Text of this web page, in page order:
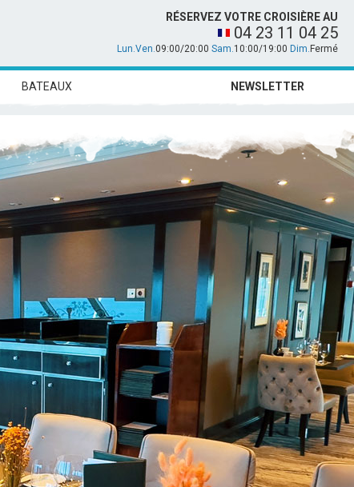
RÉSERVEZ VOTRE CROISIÈRE AU
04 23 11 04 25
Lun.Ven.09:00/20:00 Sam.10:00/19:00 Dim. Fermé
BATEAUX NEWSLETTER